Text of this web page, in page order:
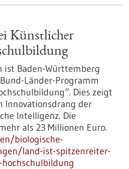
Künstlicher
ist Baden-Württemberg
Länder-Programm
Dies zeigt
Innovationsdrang der
Intelligenz. Die
als 23 Millionen Euro.
biologische-
land-ist-spitzenreiter-